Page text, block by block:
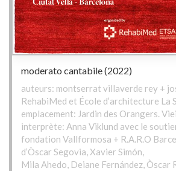
moderato cantabile (2022)
auteurs: montserrat villaverde rey +
RehabiMed et École d’architecture La
emplacement: Jardin des Orangers.
interprète: Anna Viklund avec le
fondation Vallformosa + R.A.R.O
d’Òscar Segovia, Xavier Simón,
Mila Ahedo, Deiane Fernández, Òscar